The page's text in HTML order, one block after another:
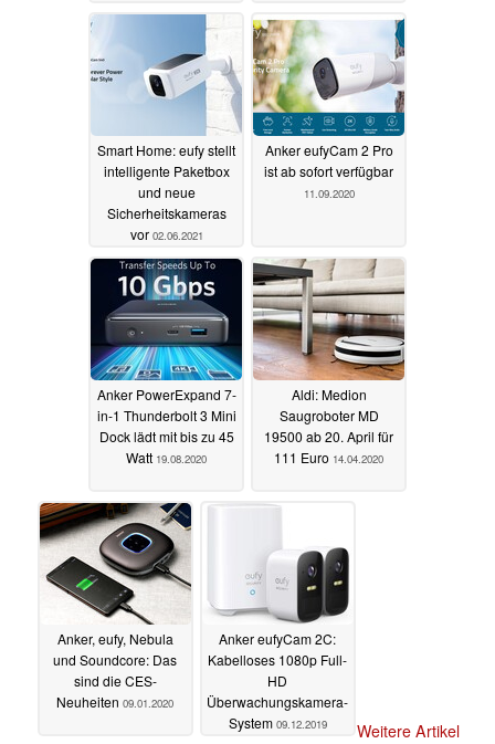
Smart Home: eufy stellt
intelligente Paketbox
und neue
Sicherheitskameras
vor 02.06.2021
Anker eufyCam 2 Pro
ist ab sofort verfügbar
11.09.2020
Anker PowerExpand 7-
in-1 Thunderbolt 3 Mini
Dock lädt mit bis zu 45
Watt 19.08.2020
Aldi: Medion
Saugroboter MD
19500 ab 20. April für
111 Euro 14.04.2020
Anker, eufy, Nebula
und Soundcore: Das
sind die CES-
Neuheiten 09.01.2020
Anker eufyCam 2C:
Kabelloses 1080p Full-
HD
Überwachungskamera-
System 09.12.2019
Weitere Artikel